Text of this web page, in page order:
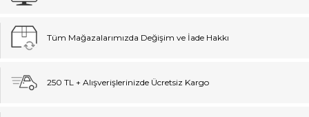
Tüm Mağazalarımızda Değişim ve İade Hakkı
250 TL + Alışverişlerinizde Ücretsiz Kargo